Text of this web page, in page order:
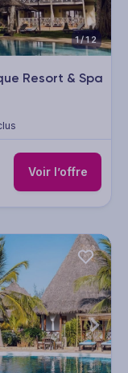
1/12
Resort & Spa
Voir l’offre